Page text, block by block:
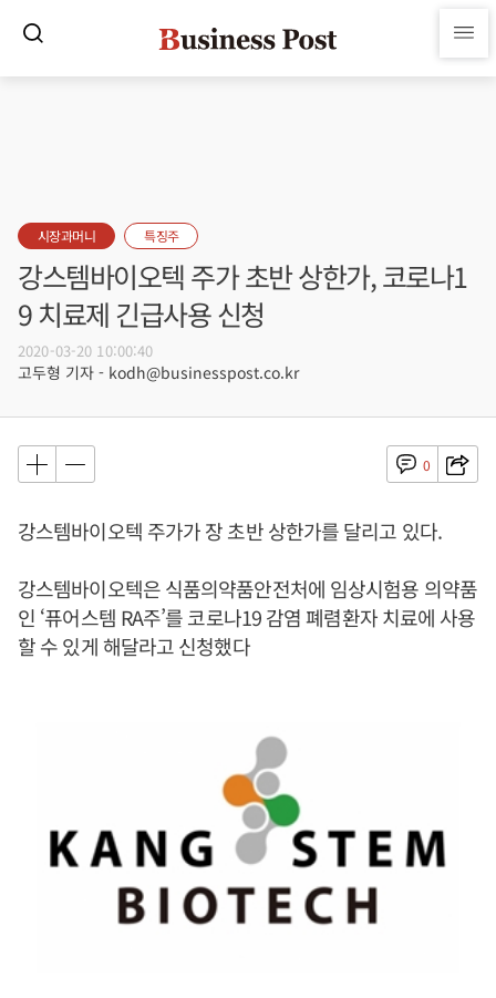
시장과머니 특징주
강스템바이오텍 주가 초반 상한가, 코로나1
9 치료제 긴급사용 신청
2020-03-20 10:00:40
고두형 기자 - kodh@businesspost.co.kr
0
강스템바이오텍 주가가 장 초반 상한가를 달리고 있다.
강스템바이오텍은 식품의약품안전처에 임상시험용 의약품
인 ‘퓨어스템 RA주’를 코로나19 감염 폐렴환자 치료에 사용
할 수 있게 해달라고 신청했다